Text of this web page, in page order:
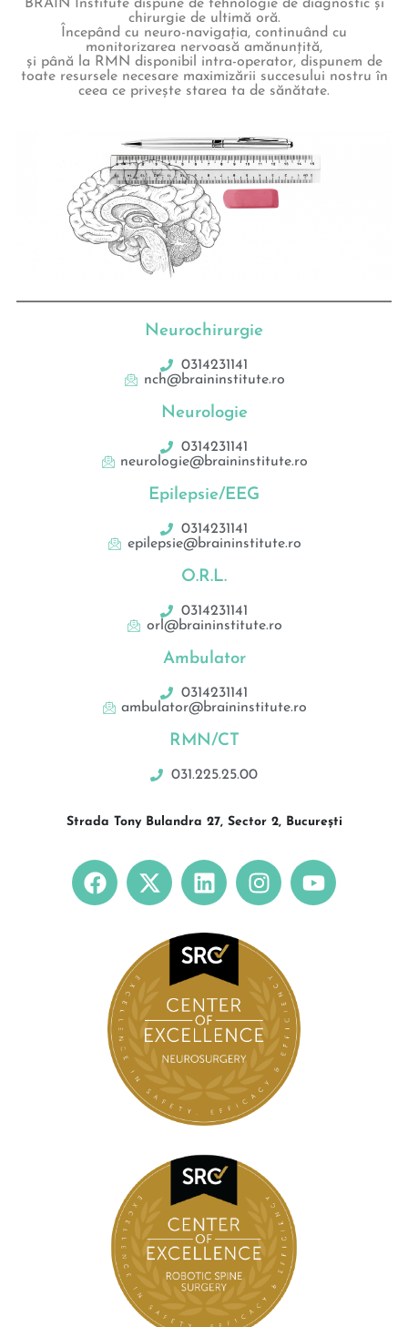
BRAIN Institute dispune de tehnologie de diagnostic și
chirurgie de ultimă oră.
Începând cu neuro-navigația, continuând cu
monitorizarea nervoasă amănunțită,
și până la RMN disponibil intra-operator, dispunem de
toate resursele necesare maximizării succesului nostru în
ceea ce privește starea ta de sănătate.
Neurochirurgie
0314231141
nch@braininstitute.ro
Neurologie
0314231141
neurologie@braininstitute.ro
Epilepsie/EEG
0314231141
epilepsie@braininstitute.ro
O.R.L.
0314231141
orl@braininstitute.ro
Ambulator
0314231141
ambulator@braininstitute.ro
RMN/CT
031.225.25.00
Strada Tony Bulandra 27, Sector 2, București